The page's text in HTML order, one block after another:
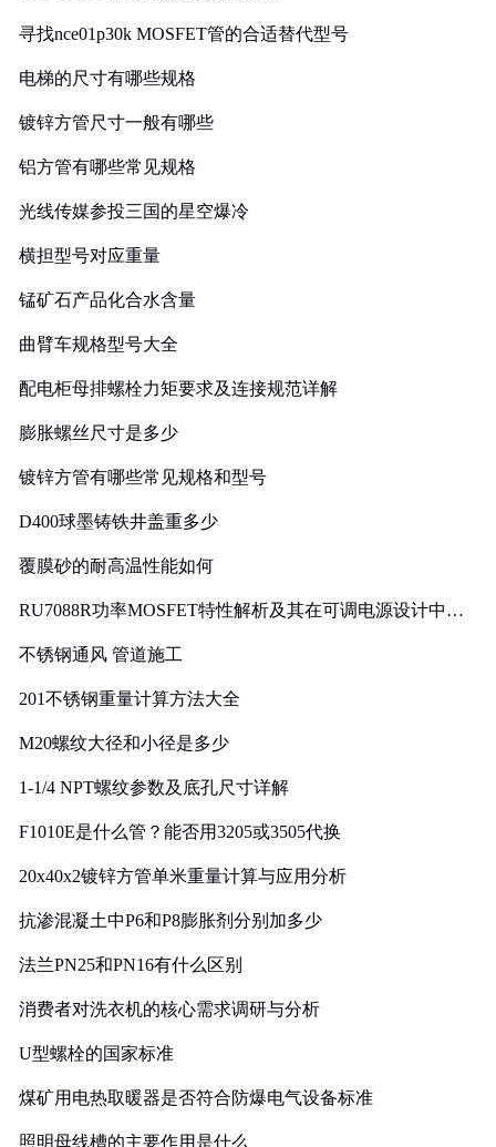
寻找nce01p30k MOSFET管的合适替代型号
电梯的尺寸有哪些规格
镀锌方管尺寸一般有哪些
铝方管有哪些常见规格
光线传媒参投三国的星空爆冷
横担型号对应重量
锰矿石产品化合水含量
曲臂车规格型号大全
配电柜母排螺栓力矩要求及连接规范详解
膨胀螺丝尺寸是多少
镀锌方管有哪些常见规格和型号
D400球墨铸铁井盖重多少
覆膜砂的耐高温性能如何
RU7088R功率MOSFET特性解析及其在可调电源设计中的
不锈钢通风 管道施工
201不锈钢重量计算方法大全
M20螺纹大径和小径是多少
1-1/4 NPT螺纹参数及底孔尺寸详解
F1010E是什么管？能否用3205或3505代换
20x40x2镀锌方管单米重量计算与应用分析
抗渗混凝土中P6和P8膨胀剂分别加多少
法兰PN25和PN16有什么区别
消费者对洗衣机的核心需求调研与分析
U型螺栓的国家标准
煤矿用电热取暖器是否符合防爆电气设备标准
照明母线槽的主要作用是什么